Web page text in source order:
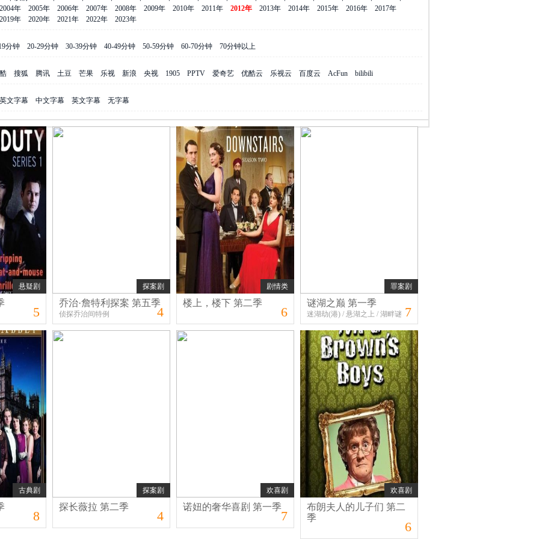
2004年
2005年 2006年 2007年 2008年 2009年 2010年 2011年 2012年 2013年 2014年 2015年 2016年
2017年
2019年
2020年 2021年 2022年 2023年
分钟 20-29分钟 30-39分钟 40-49分钟 50-59分钟 60-70分钟 70分钟以上
搜狐 腾讯 土豆 芒果 乐视 新浪 央视 1905 PPTV 爱奇艺 优酷云 乐视云 百度云 AcFun bilibili
文字幕 中文字幕 英文字幕 无字幕
悬疑剧
5
探案剧
乔治·詹特利探案 第五季
侦探乔治间特例 4
剧情类
楼上，楼下 第二季
6
罪案剧
谜湖之巅 第一季
迷湖劫(港) / 悬湖之上 / 湖畔谜
案 / 湖中谜案
7
古典剧
8
探案剧
探长薇拉 第二季
4
欢喜剧
诺妞的奢华喜剧 第一季
7
欢喜剧
布朗夫人的儿子们 第二
季
6